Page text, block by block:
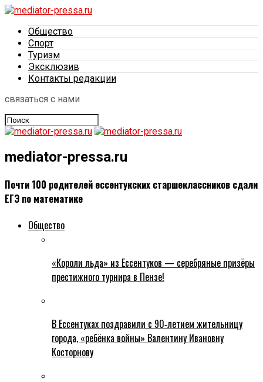
Общество
Спорт
Туризм
Эксклюзив
Контакты редакции
связаться с нами
mediator-pressa.ru
Почти 100 родителей ессентукских старшеклассников сдали
ЕГЭ по математике
Общество
«Короли льда» из Ессентуков — серебряные призёры
престижного турнира в Пензе!
В Ессентуках поздравили с 90‑летием жительницу
города, «ребёнка войны» Валентину Ивановну
Косторнову